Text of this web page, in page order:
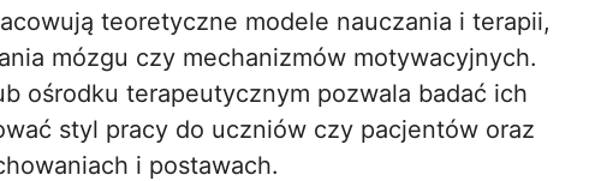
teoretyczne modele nauczania i terapii,
mózgu czy mechanizmów motywacyjnych.
ośrodku terapeutycznym pozwala badać ich
styl pracy do uczniów czy pacjentów oraz
i postawach.